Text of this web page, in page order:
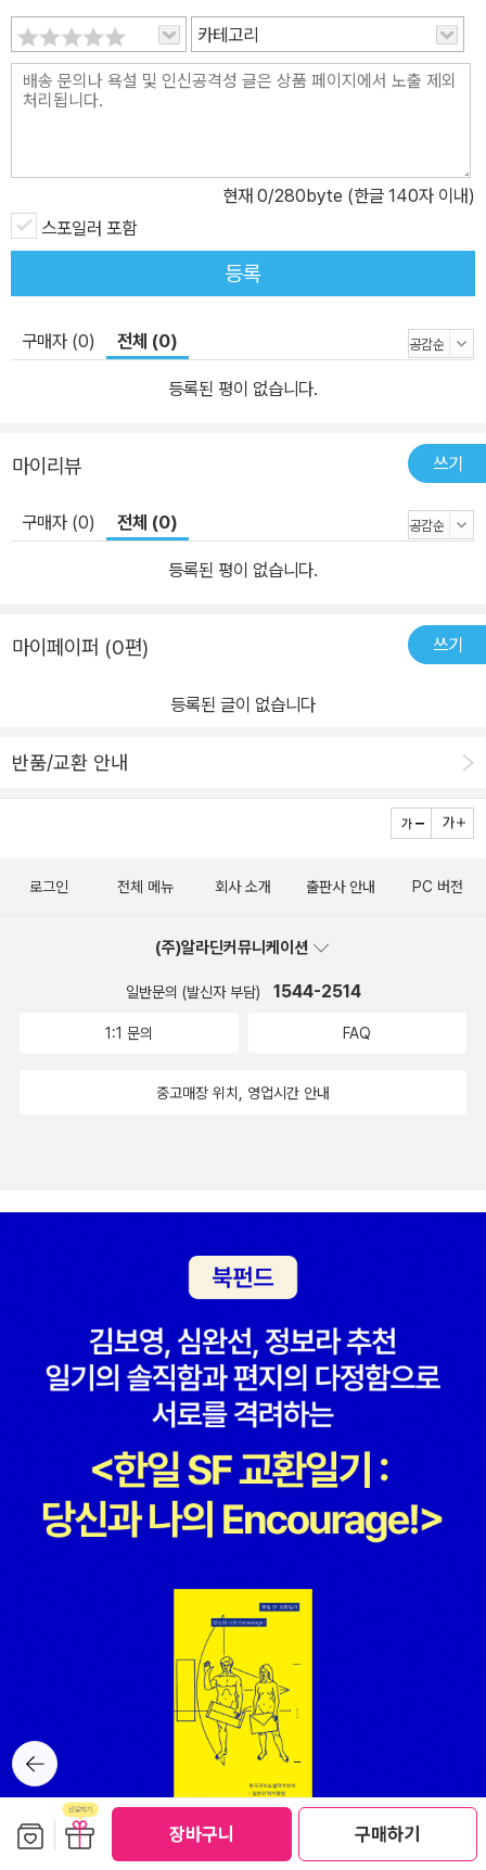
장바구니 구매하기
카테고리
현재 0/280byte (한글 140자 이내)
스포일러 포함
등록
구매자 (0) 전체 (0)
등록된 평이 없습니다.
마이리뷰 쓰기
구매자 (0) 전체 (0)
등록된 평이 없습니다.
마이페이퍼 (0편) 쓰기
등록된 글이 없습니다
반품/교환 안내
뒤로가
기
로그인 전체 메뉴 회사 소개 출판사 안내 PC 버전
(주)알라딘커뮤니케이션
일반문의 (발신자 부담) 1544-2514
1:1 문의 FAQ
중고매장 위치, 영업시간 안내